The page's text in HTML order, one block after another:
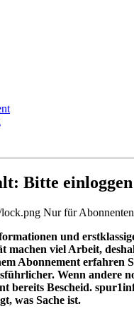
Bitte einloggen
Nur für
und
machen viel Arbeit,
Abonnement erfahren
Wenn andere
bereits Bescheid.
was Sache ist.